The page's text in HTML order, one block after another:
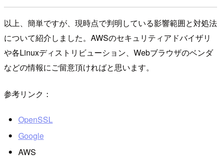
以上、簡単ですが、現時点で判明している影響範囲と対処法
について紹介しました。AWSのセキュリティアドバイザリ
や各Linuxディストリビューション、Webブラウザのベンダ
などの情報にご留意頂ければと思います。
参考リンク：
OpenSSL
Google
AWS